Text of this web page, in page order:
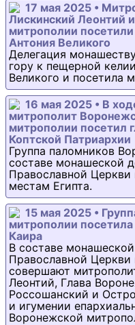
17 мая 2025 •
Лискинский Леонтий
митрополии
Антония Великого
Делегация
гору к пещерной
Великого и посетила
16 мая 2025 • В
митрополит
митрополии посетил
Коптской Патриархии
Группа паломников
составе монашеской
Православной
местам Египта.
15 мая 2025 •
митрополии
Каира
В составе
Православной
совершают
Леонтий, Глава
Россошанский и
и игумении
Воронежской